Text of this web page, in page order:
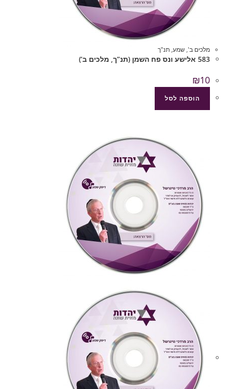
מלכים ב', שמע, תנ"ך
583 אלישע ונס פח השמן (תנ”ך, מלכים ב’)
₪10
הוספה לסל